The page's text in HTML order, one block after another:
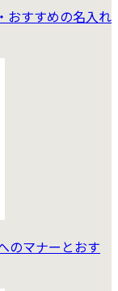
おすすめの名入れ
のマナーとおす